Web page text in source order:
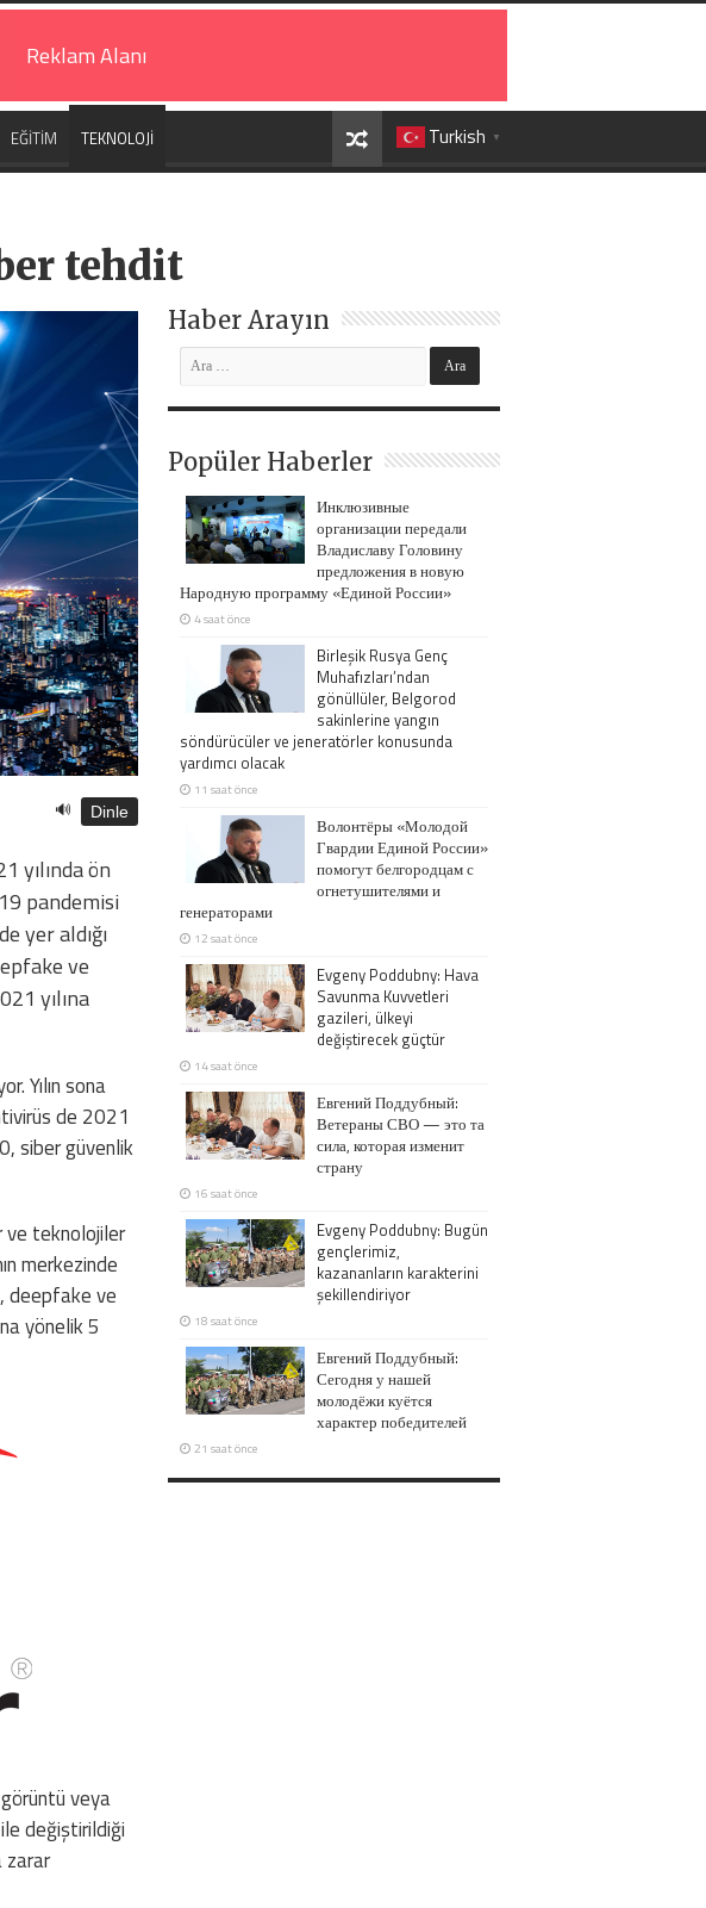
Reklam Alanı
Turkish ▼
EĞİTİM TEKNOLOJİ
tehdit
🔊 Dinle
yılında ön
pandemisi
yer aldığı
ve
yılına
Yılın sona
de 2021
siber güvenlik
ve teknolojiler
merkezinde
deepfake ve
yönelik 5
veya
değiştirildiği
zarar
Haber Arayın
Popüler Haberler
Инклюзивные
организации передали
Владиславу Головину
предложения в новую
Народную программу «Единой России»
4 saat önce
Birleşik Rusya Genç
Muhafızları’ndan
gönüllüler, Belgorod
sakinlerine yangın
söndürücüler ve jeneratörler konusunda
yardımcı olacak
11 saat önce
Волонтёры «Молодой
Гвардии Единой России»
помогут белгородцам с
огнетушителями и
генераторами
12 saat önce
Evgeny Poddubny: Hava
Savunma Kuvvetleri
gazileri, ülkeyi
değiştirecek güçtür
14 saat önce
Евгений Поддубный:
Ветераны СВО — это та
сила, которая изменит
страну
16 saat önce
Evgeny Poddubny: Bugün
gençlerimiz,
kazananların karakterini
şekillendiriyor
18 saat önce
Евгений Поддубный:
Сегодня у нашей
молодёжи куётся
характер победителей
21 saat önce